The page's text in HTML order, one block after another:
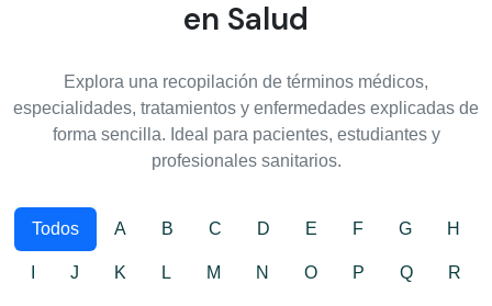
en Salud
Explora una recopilación de términos médicos,
especialidades, tratamientos y enfermedades explicadas de
forma sencilla. Ideal para pacientes, estudiantes y
profesionales sanitarios.
Todos A B C D E F G H
J K L M N O P Q R